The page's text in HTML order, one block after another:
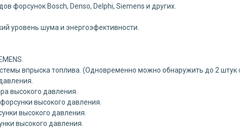
форсунок Bosch, Denso, Delphi, Siemens и других.
уровень шума и энергоэфективности.
впрыска топлива. (Одновременно можно обнаружить до 2 штук
высокого давления.
высокого давления.
высокого давления.
высокого давления.